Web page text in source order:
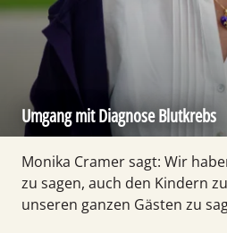
Umgang mit Diagnose Blutkrebs
Monika Cramer sagt: Wir
zu sagen, auch den Kindern
unseren ganzen Gästen zu